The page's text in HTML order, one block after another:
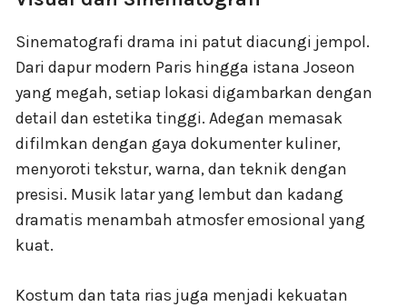
Sinematografi drama ini patut diacungi jempol.
Dari dapur modern Paris hingga istana Joseon
yang megah, setiap lokasi digambarkan dengan
detail dan estetika tinggi. Adegan memasak
difilmkan dengan gaya dokumenter kuliner,
menyoroti tekstur, warna, dan teknik dengan
presisi. Musik latar yang lembut dan kadang
dramatis menambah atmosfer emosional yang
kuat.
Kostum dan tata rias juga menjadi kekuatan